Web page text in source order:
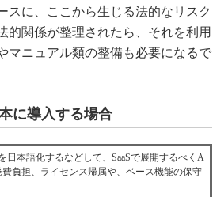
スに、ここから生じる法的なリスク
的関係が整理されたら、それを利用
マニュアル類の整備も必要になるで
に導入する場合
本語化するなどして、SaaSで展開するべくA
負担、ライセンス帰属や、ベース機能の保守